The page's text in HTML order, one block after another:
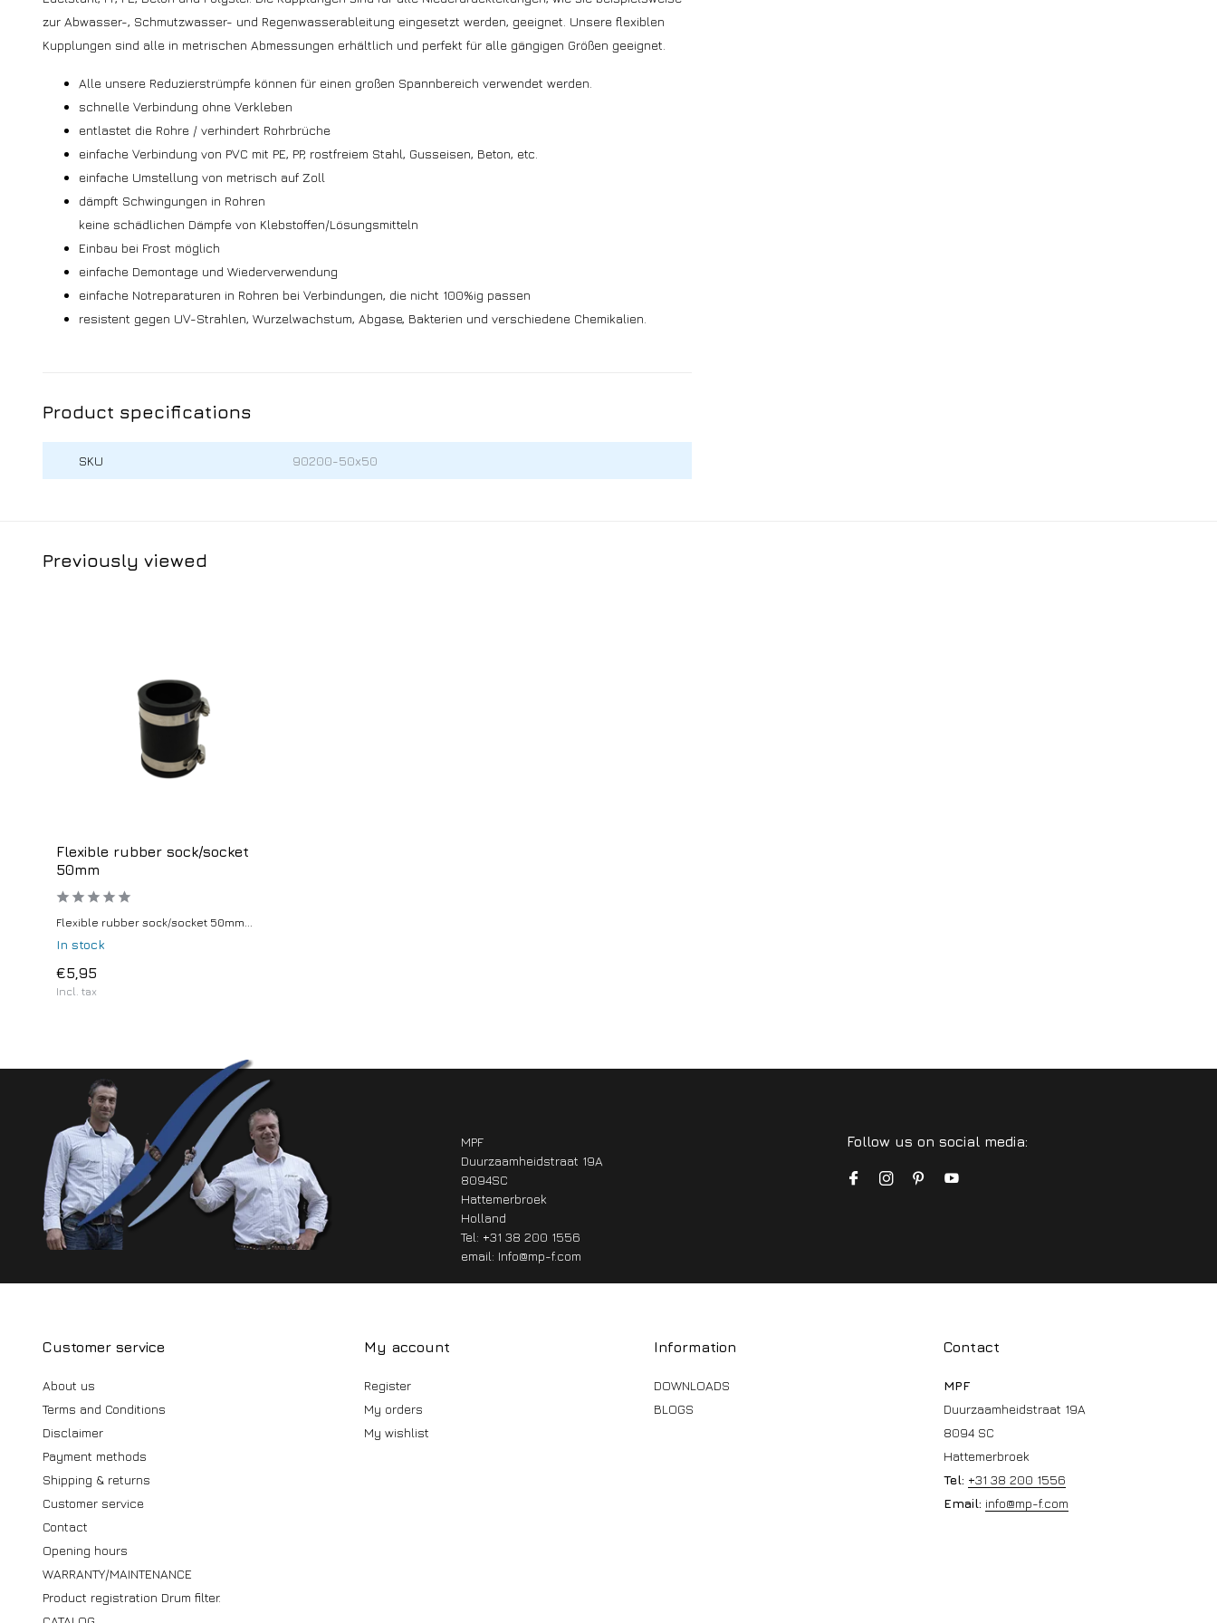
zur Abwasser-, Schmutzwasser- und Regenwasserableitung eingesetzt werden, geeignet. Unsere flexiblen
Kupplungen sind alle in metrischen Abmessungen erhältlich und perfekt für alle gängigen Größen geeignet.
Alle unsere Reduzierstrümpfe können für einen großen Spannbereich verwendet werden.
schnelle Verbindung ohne Verkleben
entlastet die Rohre / verhindert Rohrbrüche
einfache Verbindung von PVC mit PE, PP, rostfreiem Stahl, Gusseisen, Beton, etc.
einfache Umstellung von metrisch auf Zoll
dämpft Schwingungen in Rohren
keine schädlichen Dämpfe von Klebstoffen/Lösungsmitteln
Einbau bei Frost möglich
einfache Demontage und Wiederverwendung
einfache Notreparaturen in Rohren bei Verbindungen, die nicht 100%ig passen
resistent gegen UV-Strahlen, Wurzelwachstum, Abgase, Bakterien und verschiedene Chemikalien.
Product specifications
SKU 90200-50x50
Previously viewed
Flexible rubber sock/socket
50mm
Flexible rubber sock/socket 50mm...
In stock
€5,95
Incl. tax
MPF
Duurzaamheidstraat 19A
8094SC
Hattemerbroek
Holland
Tel: +31 38 200 1556
email: Info@mp-f.com
Follow us on social media:
Customer service
About us
Terms and Conditions
Disclaimer
Payment methods
Shipping & returns
Customer service
Contact
Opening hours
WARRANTY/MAINTENANCE
Product registration Drum filter.
My account
Register
My orders
My wishlist
Information
DOWNLOADS
BLOGS
Contact
MPF
Duurzaamheidstraat 19A
8094 SC
Hattemerbroek
Tel: +31 38 200 1556
Email: info@mp-f.com